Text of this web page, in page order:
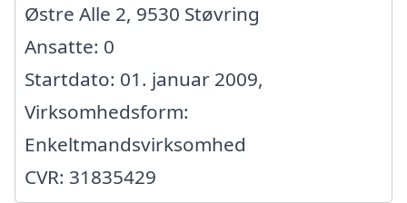
Østre Alle 2, 9530 Støvring
Ansatte: 0
Startdato: 01. januar 2009,
Virksomhedsform:
Enkeltmandsvirksomhed
CVR: 31835429